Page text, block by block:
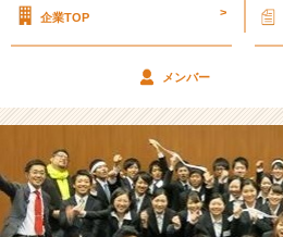
E
I
N
の
タ
イ
企業TOP >
メンバー